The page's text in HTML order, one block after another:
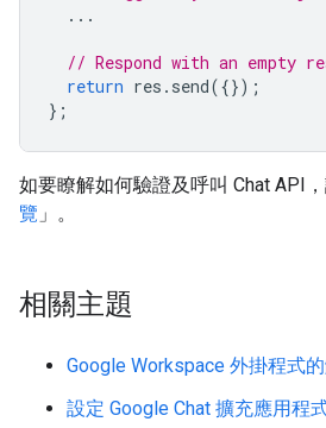
...
// Respond with an empty
return res . send({});
};
如要瞭解如何驗證及呼叫 Chat API
覽 」。
相關主題
Google Workspace 外掛程式
設定 Google Chat 擴充應用程